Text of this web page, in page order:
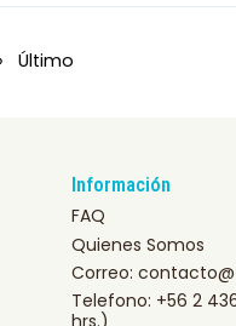
Último
Información
FAQ
Quienes Somos
Correo:
Telefono: +56 2